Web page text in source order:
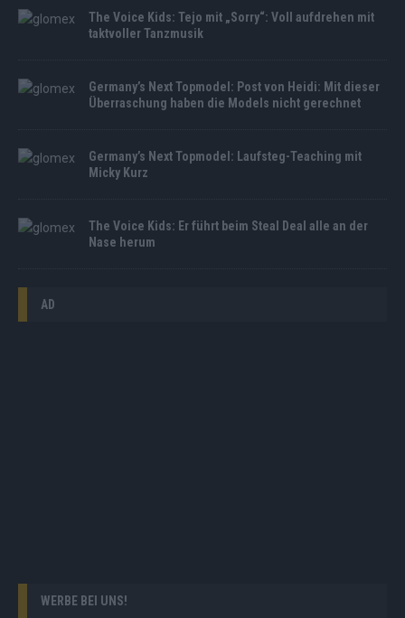
The Voice Kids: Tejo mit „Sorry“: Voll aufdrehen mit
taktvoller Tanzmusik
Germany’s Next Topmodel: Post von Heidi: Mit dieser
Überraschung haben die Models nicht gerechnet
Germany’s Next Topmodel: Laufsteg-Teaching mit
Micky Kurz
The Voice Kids: Er führt beim Steal Deal alle an der
Nase herum
AD
WERBE BEI UNS!